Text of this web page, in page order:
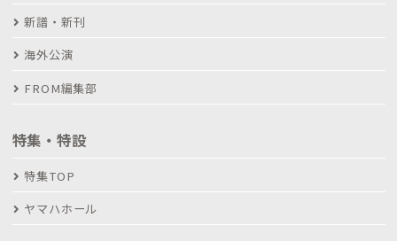
新譜・新刊
海外公演
FROM編集部
特集・特設
特集TOP
ヤマハホール